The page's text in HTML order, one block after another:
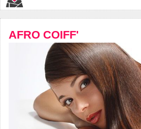
AFRO COIFF'